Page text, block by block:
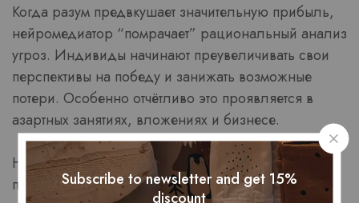
Когда разум предвкушает значительную прибыль,
нейромедиатор “помрачает” рациональный анализ
угроз. Индивиды начинают преувеличивать свои
перспективы на победу и занижать возможные
потери. Особенно отчётливо это проявляется в
азартных занятиях, вложениях и бизнесе.
Нейровизуализация выявляет, что при
предчувствии выгоды активируется та же область
Subscribe to newsletter and get 15%
discount